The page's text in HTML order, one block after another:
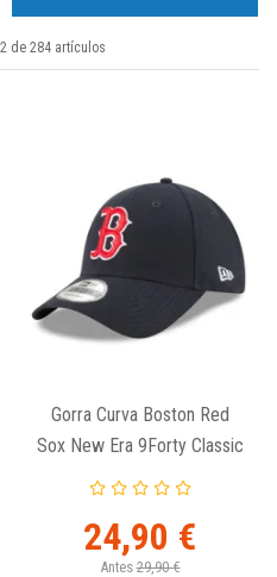
de 284 artículos
Gorra Curva Boston Red
Sox New Era 9Forty Classic
Navy
24,90 €
Antes 29,90 €